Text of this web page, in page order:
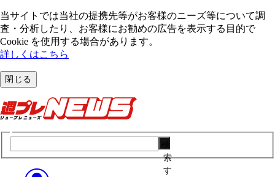
当サイトでは当社の提携先等がお客様のニーズ等について調
査・分析したり、お客様にお勧めの広告を表⽰する⽬的で
Cookie を使⽤する場合があります。
詳しくはこちら
閉じる
索
す